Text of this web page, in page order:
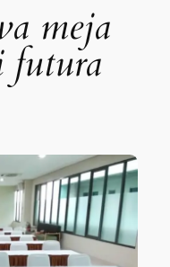
meja
futura